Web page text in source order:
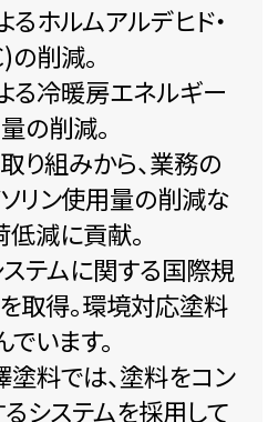
ホルムアルデヒド・
削減。
る冷暖房エネルギー
の削減。
り組みから、業務の
リン使用量の削減な
減に貢献。
テムに関する国際規
取得。環境対応塗料
います。
料では、塗料をコン
システムを採用して